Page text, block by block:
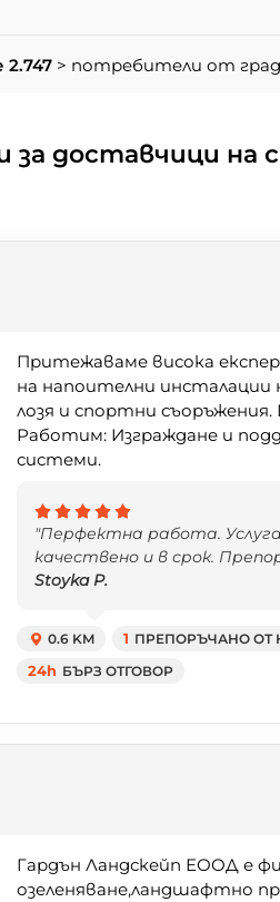
2.747 > потребители от
доставчици на
Притежаваме висока
на напоителни инсталации
лозя и спортни
Работим: Изграждане и
системи.
"Перфектна работа.
качествено и в срок.
Stoyka P.
0.6 KM 1 ПРЕПОРЪЧАНО ОТ
24h БЪРЗ ОТГОВОР
Гардън Ландскейп ЕООД е
озеленяване,ландшафтно